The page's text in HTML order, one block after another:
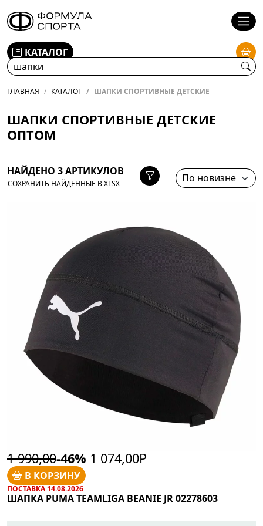
КАТАЛОГ
ГЛАВНАЯ КАТАЛОГ ШАПКИ СПОРТИВНЫЕ ДЕТСКИЕ
ШАПКИ СПОРТИВНЫЕ ДЕТСКИЕ
ОПТОМ
НАЙДЕНО 3 АРТИКУЛОВ
СОХРАНИТЬ НАЙДЕННЫЕ В XLSX
1 990,00-46% 1 074,00Р
В КОРЗИНУ
ПОСТАВКА 14.08.2026
ШАПКА PUMA TEAMLIGA BEANIE JR 02278603